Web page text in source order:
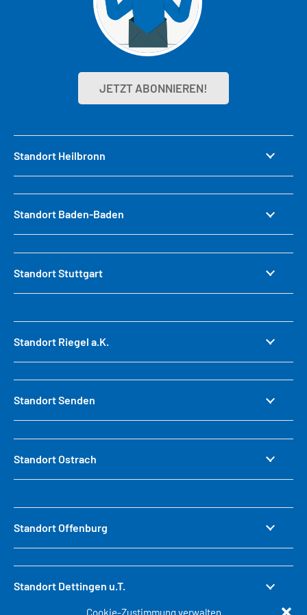
Cookie-Zustimmung verwalten
JETZT ABONNIEREN!
Standort Heilbronn
Standort Baden-Baden
Standort Stuttgart
Standort Riegel a.K.
Standort Senden
Standort Ostrach
Standort Offenburg
Standort Dettingen u.T.